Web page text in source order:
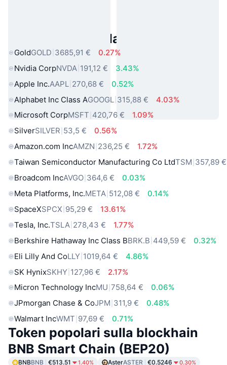
Asset reali popolari
GoldGOLD 3685,91 €
0.27%
Nvidia CorpNVDA 191,12 €
3.43%
Apple Inc.AAPL 270,68 €
0.52%
Alphabet Inc Class AGOOGL 315,88 €
4.03%
Microsoft CorpMSFT 420,76 €
1.09%
SilverSILVER 53,5 €
0.56%
Amazon.com IncAMZN 236,25 €
1.72%
Taiwan Semiconductor Manufacturing Co LtdTSM 357,89 €
Broadcom IncAVGO 364,6 €
0.03%
Meta Platforms, Inc.META 512,08 €
0.14%
SpaceXSPCX 95,29 €
13.61%
Tesla, Inc.TSLA 278,43 €
1.77%
Berkshire Hathaway Inc Class BBRK.B 449,59 €
0.32%
Eli Lilly And CoLLY 1019,64 €
4.86%
SK HynixSKHY 127,96 €
2.17%
Micron Technology IncMU 758,64 €
0.06%
JPmorgan Chase & CoJPM 311,9 €
0.48%
Walmart IncWMT 97,69 € 0.71%
Token popolari sulla blockhain
BNB Smart Chain (BEP20)
BNBBNB €513.51 1.40% AsterASTER €0.5246 0.30%